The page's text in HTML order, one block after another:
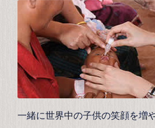
一緒に世界中の子供の笑顔を増